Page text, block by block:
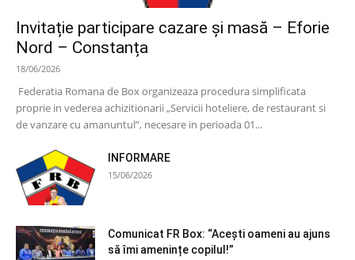
Invitație participare cazare și masă – Eforie
Nord – Constanța
18/06/2026
Federatia Romana de Box organizeaza procedura simplificata
proprie in vederea achizitionarii „Servicii hoteliere, de restaurant si
de vanzare cu amanuntul”, necesare in perioada 01...
INFORMARE
15/06/2026
Comunicat FR Box: “Acești oameni au ajuns
să îmi amenințe copilul!”